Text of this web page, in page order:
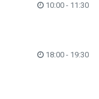
10:00 - 11:30
18:00 - 19:30